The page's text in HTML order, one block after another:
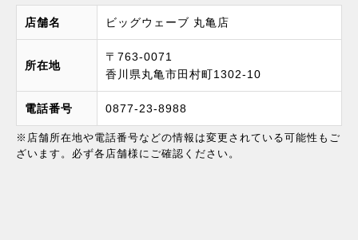
店舗名 ビッグウェーブ 丸亀店
所在地
〒763-0071
香川県丸亀市田村町1302-10
電話番号 0877-23-8988
※店舗所在地や電話番号などの情報は変更されている可能性もご
ざいます。必ず各店舗様にご確認ください。